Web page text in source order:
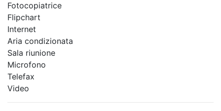
Fotocopiatrice
Flipchart
Internet
Aria condizionata
Sala riunione
Microfono
Telefax
Video